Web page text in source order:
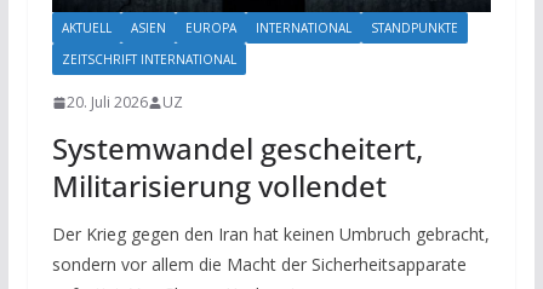
AKTUELL ASIEN EUROPA INTERNATIONAL
STANDPUNKTE
ZEITSCHRIFT INTERNATIONAL
20. Juli 2026 UZ
Systemwandel gescheitert,
Militarisierung vollendet
Der Krieg gegen den Iran hat keinen Umbruch gebracht,
sondern vor allem die Macht der Sicherheitsapparate